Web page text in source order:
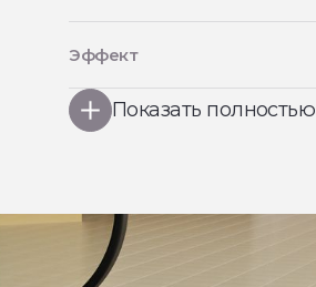
Эффект
Показать полностью